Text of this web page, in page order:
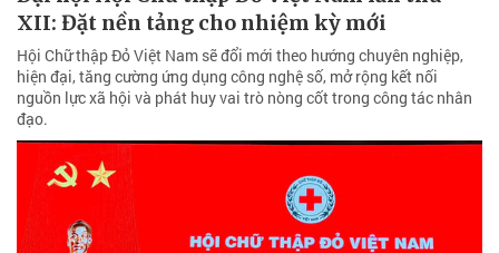
XII: Đặt nền tảng cho nhiệm kỳ mới
Hội Chữ thập Đỏ Việt Nam sẽ đổi mới theo hướng chuyên nghiệp,
hiện đại, tăng cường ứng dụng công nghệ số, mở rộng kết nối
nguồn lực xã hội và phát huy vai trò nòng cốt trong công tác nhân
đạo.